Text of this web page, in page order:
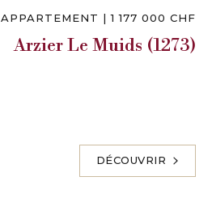
APPARTEMENT | 1 177 000 CHF
Arzier Le Muids (1273)
DÉCOUVRIR